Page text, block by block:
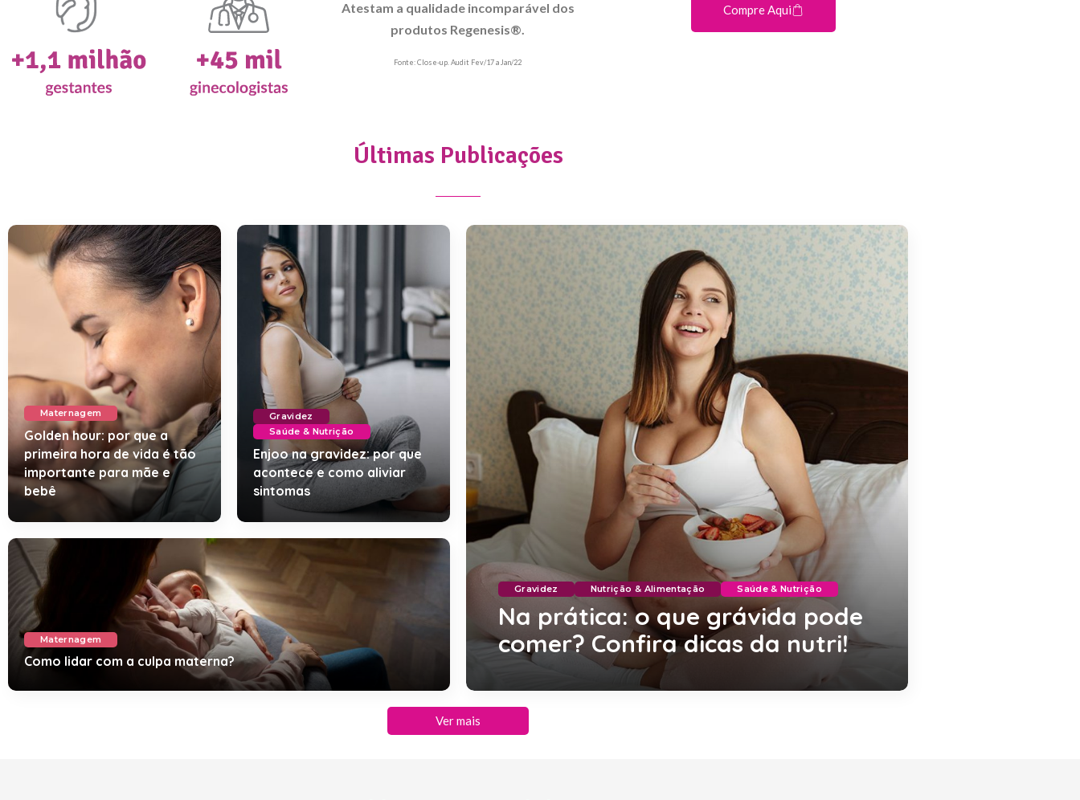
Atestam a qualidade incomparável dos
produtos Regenesis®.
Fonte: Close-up. Audit Fev/17 a Jan/22
Compre Aqui
Últimas Publicações
Gravidez Nutrição & Alimentação Saúde & Nutrição
Na prática: o que grávida pode
comer? Confira dicas da nutri!
Maternagem
Golden hour: por que a
primeira hora de vida é tão
importante para mãe e
bebê
Gravidez
Saúde & Nutrição
Enjoo na gravidez: por que
acontece e como aliviar
sintomas
Maternagem
Como lidar com a culpa materna?
Ver mais